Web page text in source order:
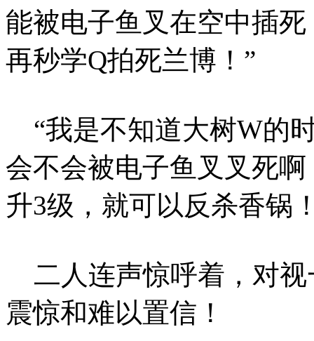
能被电子鱼叉在空中插
再秒学Q拍死兰博！”
“我是不知道大树W的
会不会被电子鱼叉叉死
升3级，就可以反杀香锅
二人连声惊呼着，对视
震惊和难以置信！